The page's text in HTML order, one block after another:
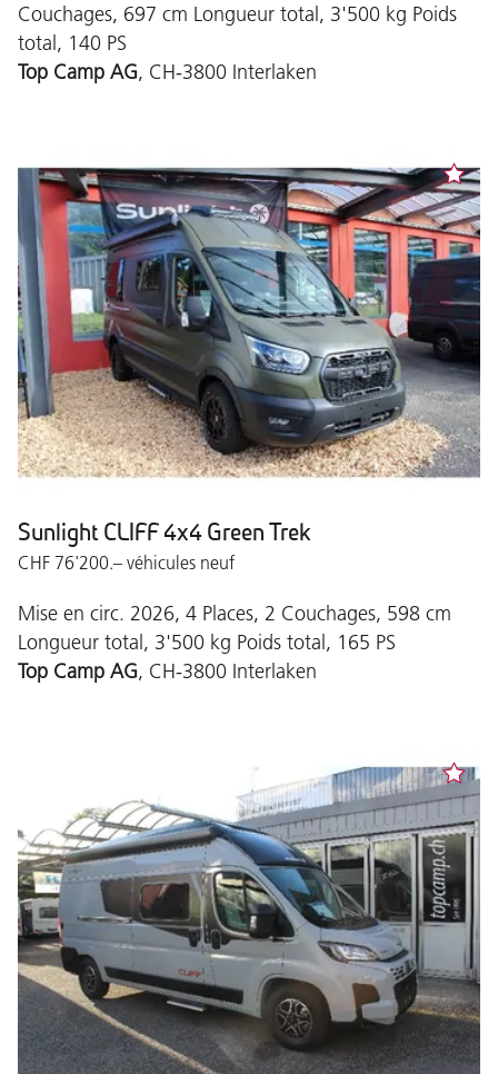
Couchages, 697 cm Longueur total, 3'500 kg Poids
total, 140 PS
Top Camp AG, CH-3800 Interlaken
Sunlight CLIFF 4x4 Green Trek
CHF 76'200.– véhicules neuf
Mise en circ. 2026, 4 Places, 2 Couchages, 598 cm
Longueur total, 3'500 kg Poids total, 165 PS
Top Camp AG, CH-3800 Interlaken